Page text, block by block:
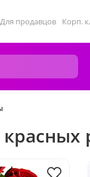
Для продавцов Корп.